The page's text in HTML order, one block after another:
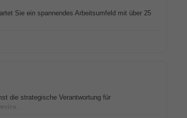
Sie ein spannendes Arbeitsumfeld mit über 25
die strategische Verantwortung für